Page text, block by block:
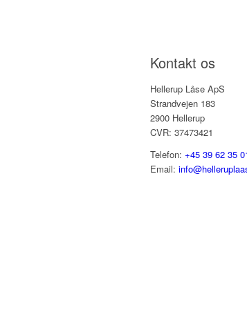
Kontakt os
Hellerup Låse ApS
Strandvejen 183
2900 Hellerup
CVR: 37473421
Telefon: +45 39 62 35
Email: